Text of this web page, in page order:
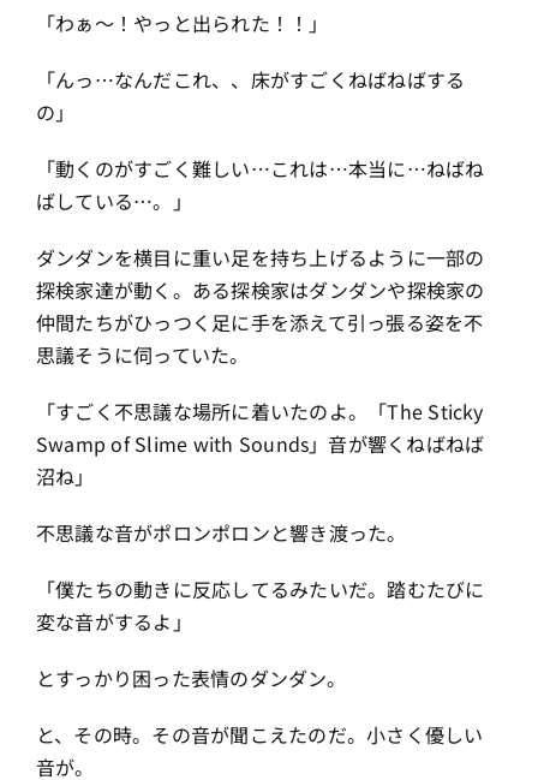
「わぁ〜！やっと出られた！！」
「んっ…なんだこれ、、床がすごくねばねばする
の」
「動くのがすごく難しい…これは…本当に…ねばね
ばしている…。」
ダンダンを横目に重い足を持ち上げるように一部の
探検家達が動く。ある探検家はダンダンや探検家の
仲間たちがひっつく足に手を添えて引っ張る姿を不
思議そうに伺っていた。
「すごく不思議な場所に着いたのよ。「The Sticky
Swamp of Slime with Sounds」音が響くねばねば
沼ね」
不思議な音がポロンポロンと響き渡った。
「僕たちの動きに反応してるみたいだ。踏むたびに
変な音がするよ」
とすっかり困った表情のダンダン。
と、その時。その音が聞こえたのだ。小さく優しい
音が。